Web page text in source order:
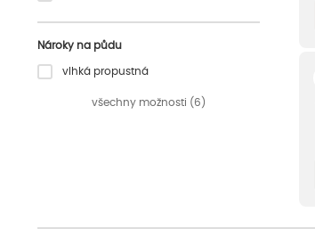
Nároky na půdu
vlhká propustná
všechny možnosti (6)